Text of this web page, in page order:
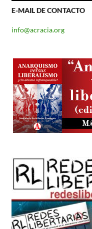
en Cuba
E-MAIL DE CONTACTO
info@acracia.org